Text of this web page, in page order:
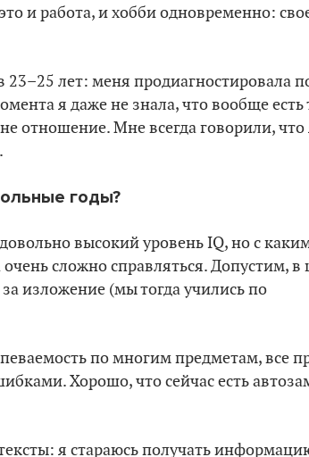
и работа, и хобби одновременно:
23–25 лет: меня продиагностировала
я даже не знала, что вообще есть
отношение. Мне всегда говорили, что
годы?
высокий уровень IQ, но с
сложно справляться. Допустим, в
изложение (мы тогда учились по
по многим предметам, все
Хорошо, что сейчас есть
я стараюсь получать